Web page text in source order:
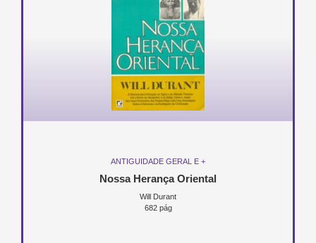
ANTIGUIDADE GERAL E +
Nossa Herança Oriental
Will Durant
682 pág